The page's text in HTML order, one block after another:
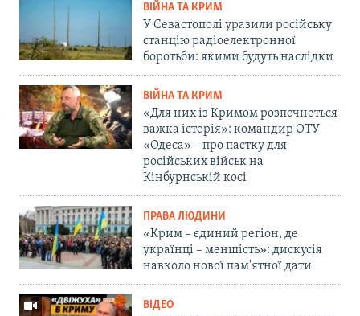
ВІЙНА ТА КРИМ
У Севастополі уразили російську
станцію радіоелектронної
боротьби: якими будуть наслідки
ВІЙНА ТА КРИМ
«Для них із Кримом розпочнеться
важка історія»: командир ОТУ
«Одеса» – про пастку для
російських військ на
Кінбурнській косі
ПРАВА ЛЮДИНИ
«Крим – єдиний регіон, де
українці – меншість»: дискусія
навколо нової пам'ятної дати
ВІДЕО